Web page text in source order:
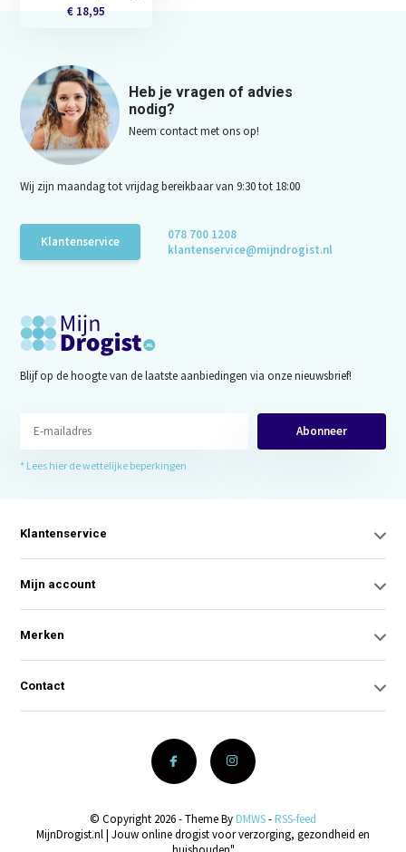
€ 18,95
Heb je vragen of advies
nodig?
Neem contact met ons op!
Wij zijn maandag tot vrijdag bereikbaar van 9:30 tot 18:00
Klantenservice
078 700 1208
klantenservice@mijndrogist.nl
Blijf op de hoogte van de laatste aanbiedingen via onze nieuwsbrief!
Abonneer
* Lees hier de wettelijke beperkingen
Klantenservice
Mijn account
Merken
Contact
© Copyright 2026 - Theme By DMWS- RSS-feed
MijnDrogist.nl | Jouw online drogist voor verzorging, gezondheid en